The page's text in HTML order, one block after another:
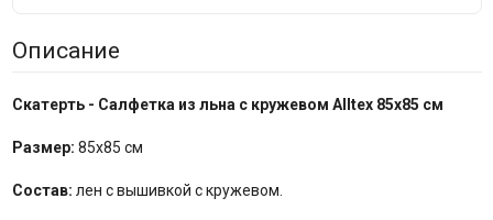
Описание
Скатерть - Салфетка из льна с кружевом Alltex 85х85 см
Размер: 85х85 см
Состав: лен с вышивкой с кружевом.